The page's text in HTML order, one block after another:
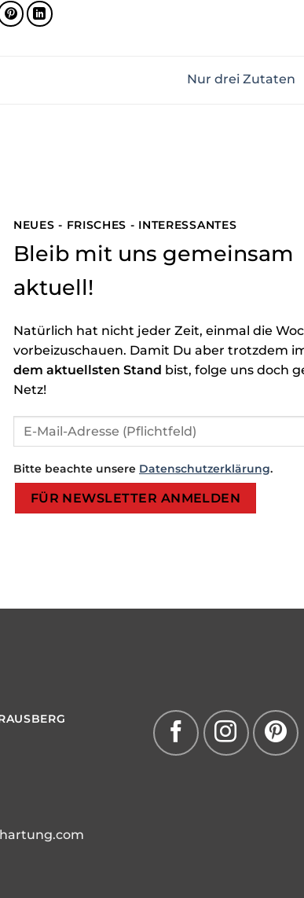
Nur drei Zutaten
NEUES - FRISCHES - INTERESSANTES
Bleib mit uns gemeinsam
aktuell!
Natürlich hat nicht jeder Zeit, einmal die
vorbeizuschauen. Damit Du aber trotzdem
dem aktuellsten Stand bist, folge uns doch
Netz!
Bitte beachte unsere Datenschutzerklärung.
Bitte lasse dieses Feld leer.
Bitte lasse dieses Feld leer.